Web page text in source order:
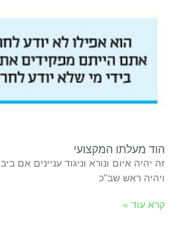
הוד מעלתו המקצועי
‬ויהיה‭ ‬ראש‭ ‬שב"כ‭
קרא עוד »